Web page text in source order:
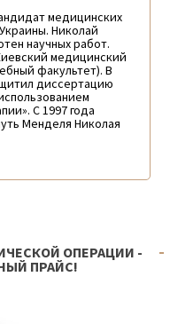
медицинских
Николай
научных работ.
медицинский
факультет). В
диссертацию
С 1997 года
Менделя Николая
ОПЕРАЦИИ -
ПРАЙС!